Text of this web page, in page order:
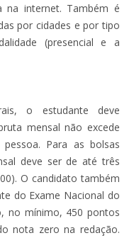
na internet. Também é
por cidades e por tipo
(presencial e a
o estudante deve
mensal não excede
Para as bolsas
deve ser de até três
O candidato também
do Exame Nacional do
no mínimo, 450 pontos
nota zero na redação.